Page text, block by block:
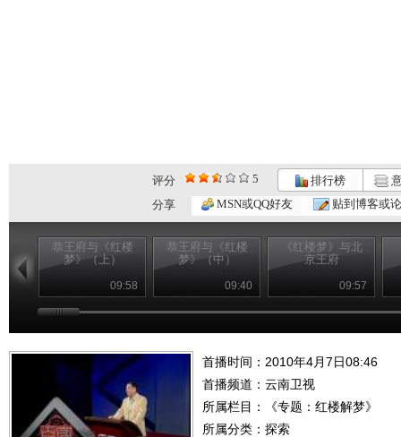
评分 5 排行榜
分享
MSN或QQ好友 贴到博客或
恭王府与《红楼
梦》（上）
09:58
恭王府与《红楼
梦》（中）
09:40
《红楼梦》与北
京王府
09:57
首播时间：2010年4月7日08:46
首播频道： 云南卫视
所属栏目：
《专题：红楼解梦》
所属分类：探索